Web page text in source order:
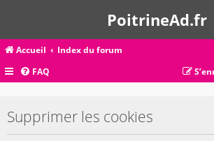
PoitrineAd.fr
Accueil Index du forum
FAQ
Supprimer les cookies